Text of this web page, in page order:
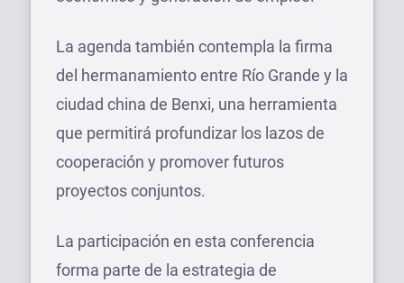
La agenda también contempla la firma
del hermanamiento entre Río Grande y la
ciudad china de Benxi, una herramienta
que permitirá profundizar los lazos de
cooperación y promover futuros
proyectos conjuntos.
La participación en esta conferencia
forma parte de la estrategia de